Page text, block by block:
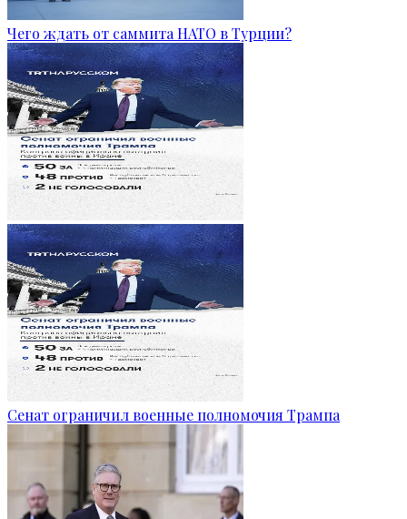
Чего ждать от саммита НАТО в Турции?
Сенат ограничил военные полномочия Трампа